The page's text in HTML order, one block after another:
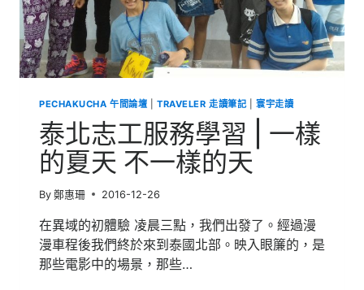
們
在
環
島
中
精
彩
飛
揚-9
天
征
PECHAKUCHA 午間論壇 |TRAVELER 走讀筆記|寰宇走讀
泰北志工服務學習 | 一樣
的夏天 不一樣的天
By 鄭惠珊 2016-12-26
在異域的初體驗 凌晨三點，我們出發了。經過漫
漫車程後我們終於來到泰國北部。映入眼簾的，是
那些電影中的場景，那些…